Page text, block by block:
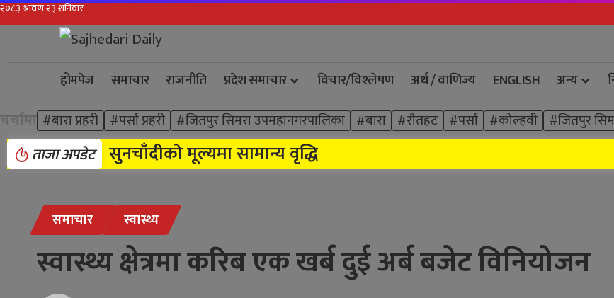
होमपेज
समाचार राजनीति प्रदेश समाचार विचार/विश्‍लेषण अर्थ / वाणिज्य ENGLISH अन्य
चर्चामा #बारा प्रहरी #पर्सा प्रहरी #जितपुर सिमरा उपमहानगरपालिका #बारा #रौतहट #पर्सा #कोल्हवी #जितपुर
ताजा अपडेट सुनचाँदीको मूल्यमा सामान्य वृद्धि
समाचार स्वास्थ्य
स्वास्थ्य क्षेत्रमा करिब एक खर्ब दुई अर्ब बजेट विनियोजन